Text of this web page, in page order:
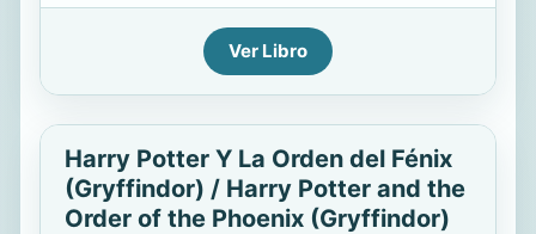
Ver Libro
Harry Potter Y La Orden del Fénix
(Gryffindor) / Harry Potter and the
Order of the Phoenix (Gryffindor)